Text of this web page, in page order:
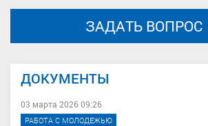
ЗАДАТЬ ВОПРОС
ДОКУМЕНТЫ
03 марта 2026 09:26
РАБОТА С МОЛОДЕЖЬЮ